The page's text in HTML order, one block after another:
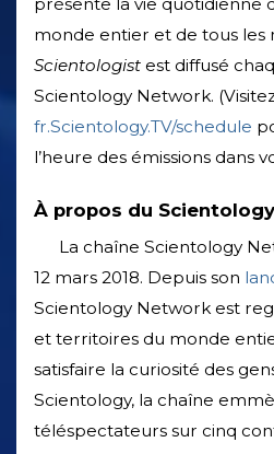
monde entier et de tous les
Scientologist est diffusé
Scientology Network.
fr.Scientology.TV/schedule
l’heure des émissions dans
À propos du
La chaîne Scientology
12 mars 2018. Depuis son
Scientology Network est
et territoires du monde
satisfaire la curiosité des
Scientology, la chaîne
téléspectateurs sur cinq